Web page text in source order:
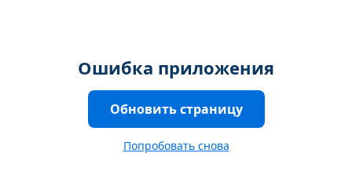
Ошибка приложения
Обновить страницу
Попробовать снова